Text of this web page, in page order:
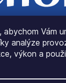
abychom Vám
analýze
výkon a